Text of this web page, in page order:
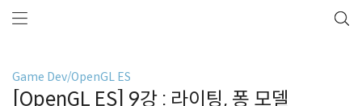
Game Dev/OpenGL ES
[OpenGL ES] 9강 : 라이팅, 퐁 모델